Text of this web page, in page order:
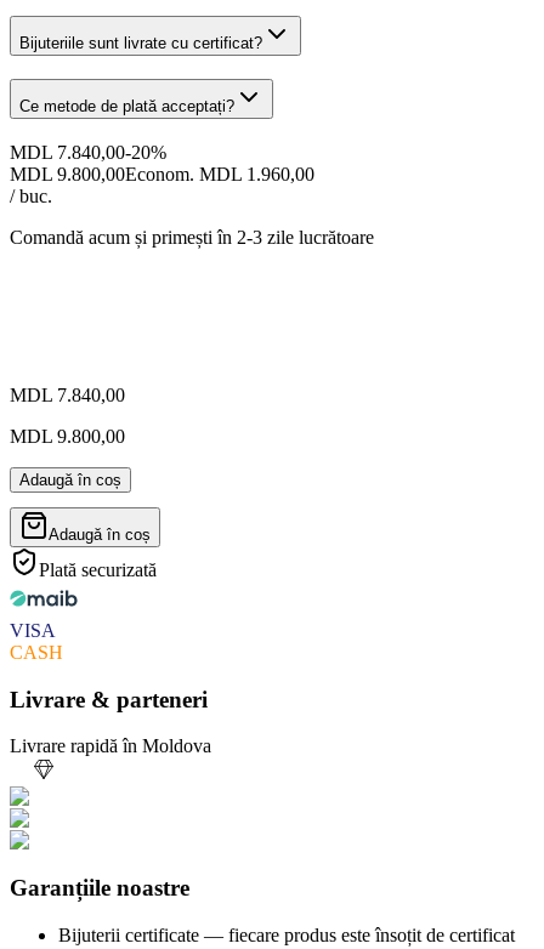
Bijuteriile sunt livrate cu certificat?
Ce metode de plată acceptați?
MDL 7.840,00-20%
MDL 9.800,00Econom. MDL 1.960,00
/ buc.
Comandă acum și primești în 2-3 zile lucrătoare
MDL 7.840,00
MDL 9.800,00
Adaugă în coș
Adaugă în coș
Plată securizată
VISA
CASH
Livrare & parteneri
Livrare rapidă în Moldova
Garanțiile noastre
Bijuterii certificate — fiecare produs este însoțit de certificat